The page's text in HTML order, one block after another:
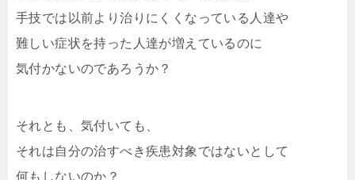
手技では以前より治りにくくなっている人達や
難しい症状を持った人達が増えているのに
気付かないのであろうか？
それとも、気付いても、
それは自分の治すべき疾患対象ではないとして
何もしないのか？